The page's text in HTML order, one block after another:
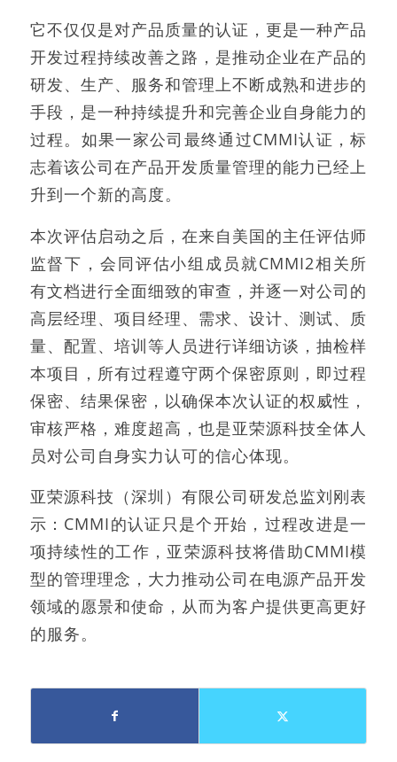
它不仅仅是对产品质量的认证，更是一种产品
开发过程持续改善之路，是推动企业在产品的
研发、生产、服务和管理上不断成熟和进步的
手段，是一种持续提升和完善企业自身能力的
过程。如果一家公司最终通过CMMI认证，标
志着该公司在产品开发质量管理的能力已经上
升到一个新的高度。
本次评估启动之后，在来自美国的主任评估师
监督下，会同评估小组成员就CMMI2相关所
有文档进行全面细致的审查，并逐一对公司的
高层经理、项目经理、需求、设计、测试、质
量、配置、培训等人员进行详细访谈，抽检样
本项目，所有过程遵守两个保密原则，即过程
保密、结果保密，以确保本次认证的权威性，
审核严格，难度超高，也是亚荣源科技全体人
员对公司自身实力认可的信心体现。
亚荣源科技（深圳）有限公司研发总监刘刚表
示：CMMI的认证只是个开始，过程改进是一
项持续性的工作，亚荣源科技将借助CMMI模
型的管理理念，大力推动公司在电源产品开发
领域的愿景和使命，从而为客户提供更高更好
的服务。